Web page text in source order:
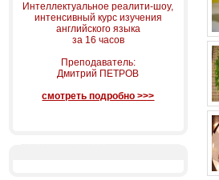
Интеллектуальное реалити-шоу,
интенсивный курс изучения
английского языка
за 16 часов
Преподаватель:
Дмитрий ПЕТРОВ
смотреть подробно >>>